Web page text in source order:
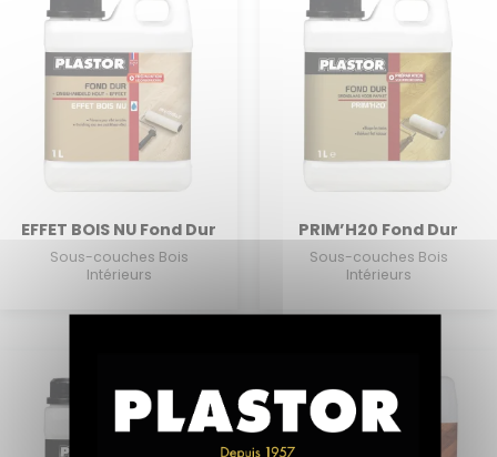
EFFET BOIS NU Fond Dur
Sous-couches Bois
Intérieurs
PRIM’H20 Fond Dur
Sous-couches Bois
Intérieurs